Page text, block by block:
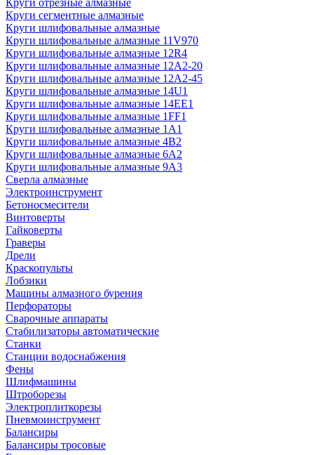
Круги отрезные алмазные
Круги сегментные алмазные
Круги шлифовальные алмазные
Круги шлифовальные алмазные 11V970
Круги шлифовальные алмазные 12R4
Круги шлифовальные алмазные 12А2-20
Круги шлифовальные алмазные 12А2-45
Круги шлифовальные алмазные 14U1
Круги шлифовальные алмазные 14ЕЕ1
Круги шлифовальные алмазные 1FF1
Круги шлифовальные алмазные 1А1
Круги шлифовальные алмазные 4В2
Круги шлифовальные алмазные 6A2
Круги шлифовальные алмазные 9А3
Сверла алмазные
Электроинструмент
Бетоносмесители
Винтоверты
Гайковерты
Граверы
Дрели
Краскопульты
Лобзики
Машины алмазного бурения
Перфораторы
Сварочные аппараты
Стабилизаторы автоматические
Станки
Станции водоснабжения
Фены
Шлифмашины
Штроборезы
Электроплиткорезы
Пневмоинструмент
Балансиры
Балансиры тросовые